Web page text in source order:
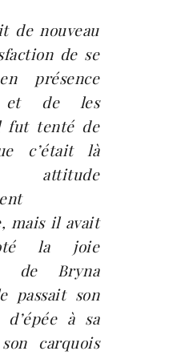
de nouveau
de se
présence
et de les
fut tenté de
c’était là
mais il avait
la joie
de Bryna
passait son
à sa
carquois